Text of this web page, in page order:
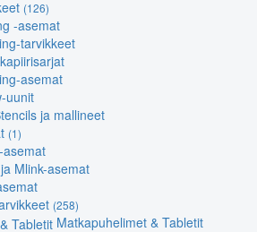
(126)
-asemat
tarvikkeet
asemat
uunit
ja mallineet
(1)
asemat
Mlink-asemat
(258)
Matkapuhelimet & Tabletit